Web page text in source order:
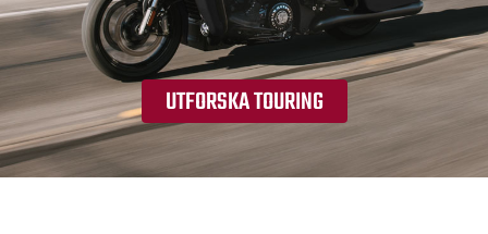
UTFORSKA TOURING